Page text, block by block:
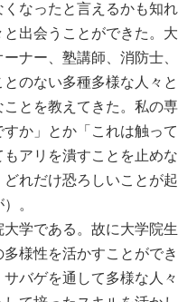
なったと言えるかも知れ
出会うことができた。
ナー、塾講師、消防士
のない多種多様な人々
とを教えてきた。私の
か」とか「これは触っ
アリを潰すことを止め
れだけ恐ろしいことが
。
学である。故に大学院
様性を活かすことがで
バゲを通して多様な人